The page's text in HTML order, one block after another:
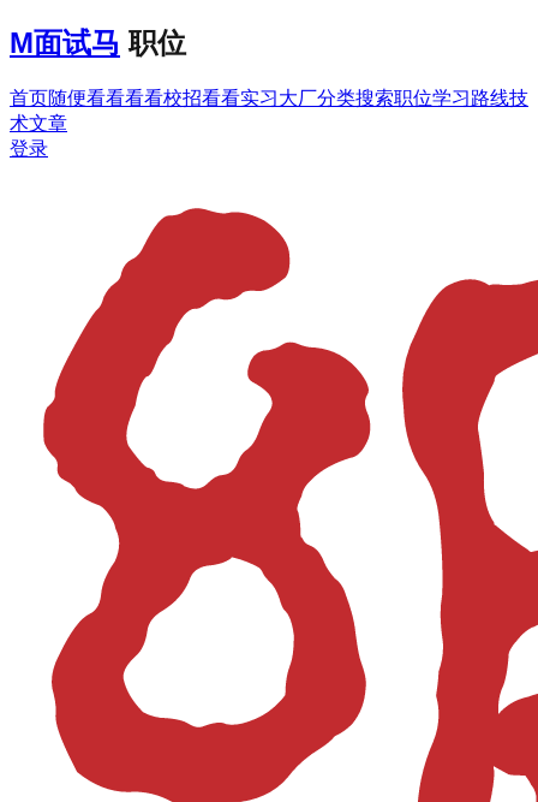
M面试马 职位
首页随便看看看看校招看看实习大厂分类搜索职位学习路线技
术文章
登录